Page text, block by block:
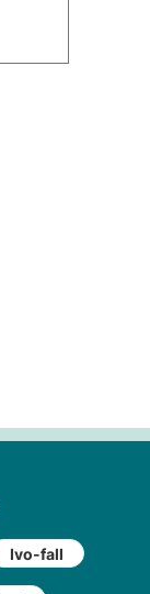
Ivo-fall